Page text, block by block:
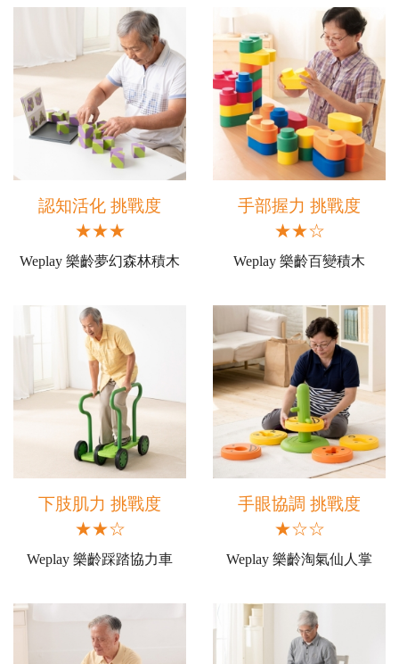
認知活化 挑戰度
★★★
Weplay 樂齡夢幻森林積木
手部握力 挑戰度
★★☆
Weplay 樂齡百變積木
下肢肌力 挑戰度
★★☆
Weplay 樂齡踩踏協力車
手眼協調 挑戰度
★☆☆
Weplay 樂齡淘氣仙人掌